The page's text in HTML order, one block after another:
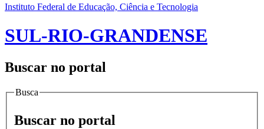
Instituto Federal de Educação, Ciência e Tecnologia
SUL-RIO-GRANDENSE
Buscar no portal
Busca
Buscar no portal